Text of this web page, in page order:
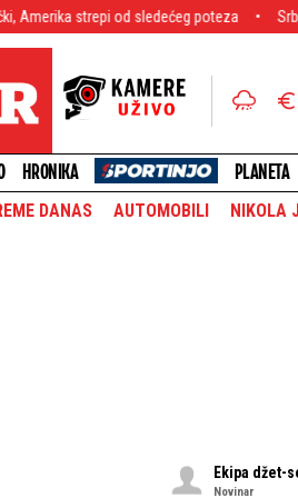
od sledećeg poteza Srbija
HRONIKA PLANETA
DANAS AUTOMOBILI NIKOLA
Ekipa džet-
Novinar